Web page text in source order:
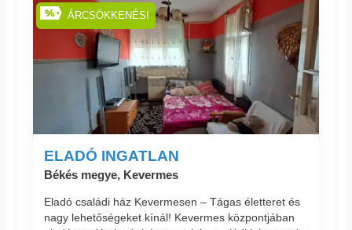
ELADÓ INGATLAN
Békés megye, Kevermes
Eladó családi ház Kevermesen – Tágas életteret és
nagy lehetőségeket kínál! Kevermes központjában
ÁRCSÖKKENÉS!